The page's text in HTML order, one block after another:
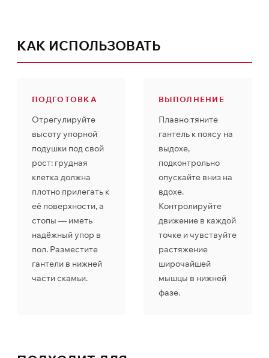
КАК ИСПОЛЬЗОВАТЬ
ПОДГОТОВКА
Отрегулируйте
высоту упорной
подушки под свой
рост: грудная
клетка должна
плотно прилегать к
её поверхности, а
стопы — иметь
надёжный упор в
пол. Разместите
гантели в нижней
части скамьи.
ВЫПОЛНЕНИЕ
Плавно тяните
гантель к поясу на
выдохе,
подконтрольно
опускайте вниз на
вдохе.
Контролируйте
движение в каждой
точке и чувствуйте
растяжение
широчайшей
мышцы в нижней
фазе.